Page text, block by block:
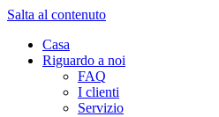
Salta al contenuto
Casa
Riguardo a noi
FAQ
I clienti
Servizio